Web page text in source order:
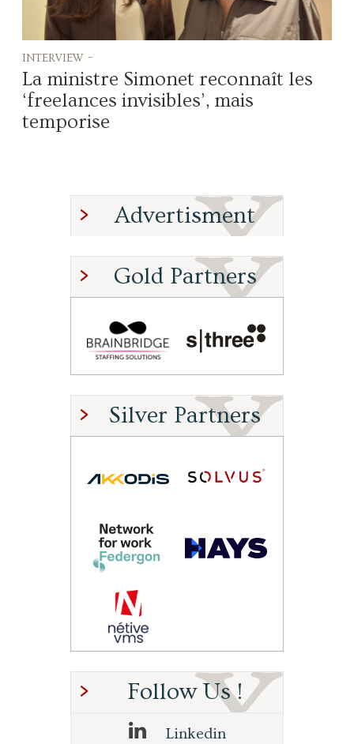
interview -
La ministre Simonet reconnaît les
‘freelances invisibles’, mais
temporise
Advertisment
Gold Partners
Silver Partners
Follow Us !
Linkedin